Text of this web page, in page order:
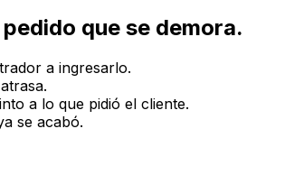
que se demora.
a ingresarlo.
a lo que pidió el cliente.
se acabó.